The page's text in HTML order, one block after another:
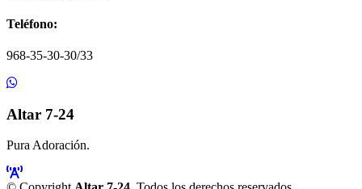
Teléfono:
968-35-30-30/33
Altar 7-24
Pura Adoración.